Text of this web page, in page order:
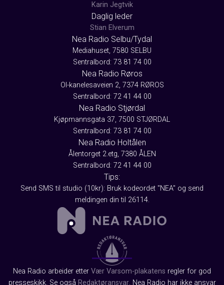
Karin Jegtvik
Daglig leder
Stian Elverum
Nea Radio Selbu/Tydal
Mediahuset, 7580 SELBU
Sentralbord: 73 81 74 00
Nea Radio Røros
Ol-kanelesaveien 2, 7374 RØROS
Sentralbord: 72 41 44 00
Nea Radio Stjørdal
Kjøpmannsgata 37, 7500 STJØRDAL
Sentralbord: 73 81 74 00
Nea Radio Holtålen
Ålentorget 2.etg, 7380 ÅLEN
Sentralbord: 72 41 44 00
Tips:
Send SMS til studio (10kr): Bruk kodeordet "NEA" og send
meldingen din til 26114.
Nea Radio arbeider etter Vær Varsom-plakatens regler for god
presseskikk. Se også Redaktøransvar. Nea Radio har ikke ansvar